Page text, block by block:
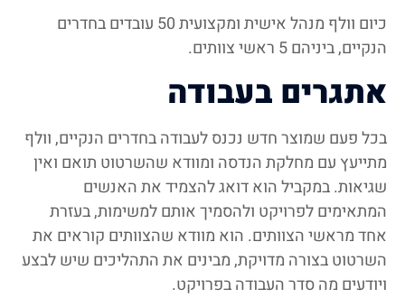
כיום וולף מנהל אישית ומקצועית 50 עובדים בחדרים
הנקיים, ביניהם 5 ראשי צוותים.
אתגרים בעבודה
בכל פעם שמוצר חדש נכנס לעבודה בחדרים הנקיים, וולף
מתייעץ עם מחלקת הנדסה ומוודא שהשרטוט תואם ואין
שגיאות. במקביל הוא דואג להצמיד את האנשים
המתאימים לפרויקט ולהסמיך אותם למשימות, בעזרת
אחד מראשי הצוותים. הוא מוודא שהצוותים קוראים את
השרטוט בצורה מדויקת, מבינים את התהליכים שיש לבצע
ויודעים מה סדר העבודה בפרויקט.